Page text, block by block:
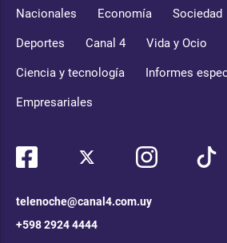
Nacionales Economía Sociedad
Deportes Canal 4 Vida y Ocio
Ciencia y tecnología Informes
Empresariales
telenoche@canal4.com.uy
+598 2924 4444